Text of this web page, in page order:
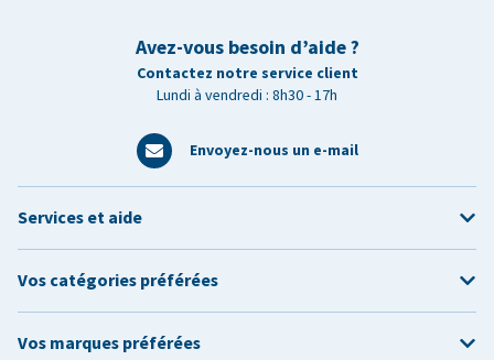
Avez-vous besoin d’aide ?
Contactez notre service client
Lundi à vendredi : 8h30 - 17h
Envoyez-nous un e-mail
Services et aide
Vos catégories préférées
Vos marques préférées